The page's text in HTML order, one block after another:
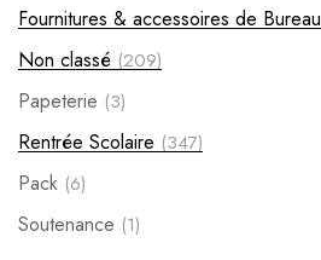
Fournitures & accessoires de Bureau
Non classé (209)
Papeterie (3)
Rentrée Scolaire (347)
Pack (6)
Soutenance (1)